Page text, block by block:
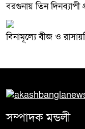
বরগুনায় তিন দিনব্যাপী
বিনামূল্যে বীজ ও
সম্পাদক মন্ডলী